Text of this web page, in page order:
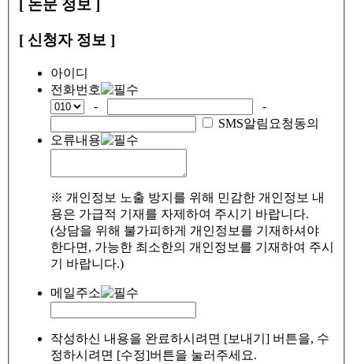
[ 논문 정보 ]
[ 신청자 정보 ]
아이디
전화번호
-
-
SMS알림요청동의
오류내용
※ 개인정보 노출 방지를 위해 민감한 개인정보 내
용은 가급적 기재를 자제하여 주시기 바랍니다.
(상담을 위해 불가피하게 개인정보를 기재하셔야
한다면, 가능한 최소한의 개인정보를 기재하여 주시
기 바랍니다.)
메일주소
작성하신 내용을 완료하시려면 [보내기] 버튼을, 수
정하시려면 [수정]버튼을 눌러주세요.